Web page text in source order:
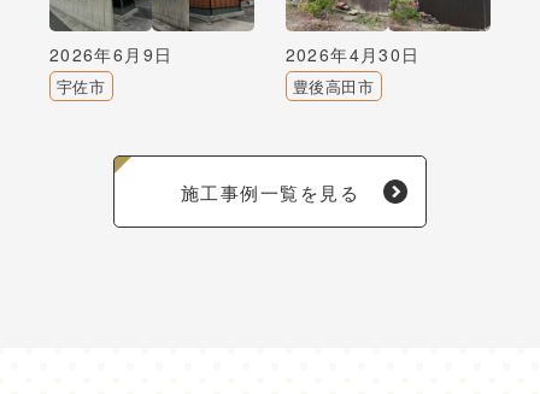
2026年6月9日
宇佐市
2026年4月30日
豊後高田市
施工事例一覧を見る